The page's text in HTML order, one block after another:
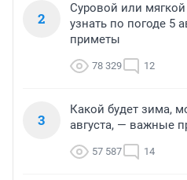
2
Суровой или
узнать по погоде 5
приметы
78 329 12
3
Какой будет зима,
августа, — важные
57 587 14